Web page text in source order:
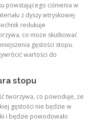
powstającego ciśnienia w
z dyszy wtryskowej
redukuje
co może skutkować
gęstości stopu.
wartości do
stopu
tworzywa, co powoduje, że
gęstości nie będzie w
i będzie powodowało